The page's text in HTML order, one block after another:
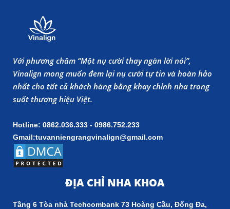
Với phương châm “Một nụ cười thay ngàn lời nói”,
Vinalign mong muốn đem lại nụ cười tự tin và hoàn hảo
nhất cho tất cả khách hàng bằng khay chỉnh nha trong
suốt thương hiệu Việt.
Hotline: 0862.036.333 - 0986.752.233
Gmail:tuvanniengrangvinalign@gmail.com
ĐỊA CHỈ NHA KHOA
Tầng 6 Tòa nhà Techcombank 73 Hoàng Cầu, Đống Đa,